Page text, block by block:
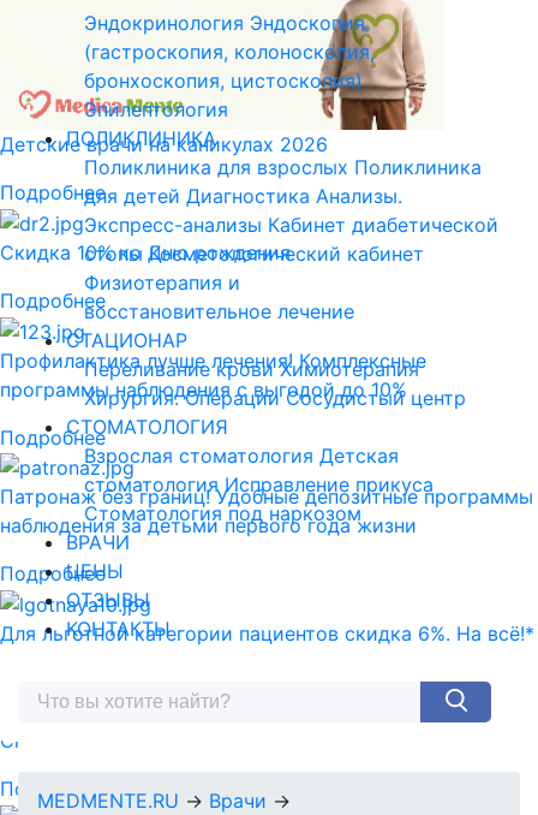
Детские врачи на каникулах 2026
Подробнее
Скидка 10% ко Дню рождения
Подробнее
Профилактика лучше лечения! Комплексные
программы наблюдения с выгодой до 10%
Подробнее
Патронаж без границ! Удобные депозитные программы
наблюдения за детьми первого года жизни
Подробнее
Для льготной категории пациентов скидка 6%. На всё!*
Спермограмма + MAR тест = 5890 руб.
Подробнее
Эндокринология Эндоскопия
(гастроскопия, колоноскопия,
бронхоскопия, цистоскопия)
Эпилептология
ПОЛИКЛИНИКА
Поликлиника для взрослых Поликлиника
для детей Диагностика Анализы.
Экспресс-анализы Кабинет диабетической
стопы Косметологический кабинет
Физиотерапия и
восстановительное лечение
СТАЦИОНАР
Переливание крови Химиотерапия
Хирургия. Операции Сосудистый центр
СТОМАТОЛОГИЯ
Взрослая стоматология Детская
стоматология Исправление прикуса
Стоматология под наркозом
ВРАЧИ
ЦЕНЫ
ОТЗЫВЫ
КОНТАКТЫ
MEDMENTE.RU → Врачи →